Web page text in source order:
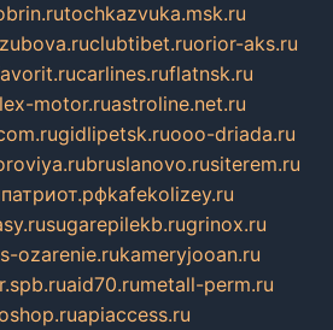
tochkazvuka.msk.ru
clubtibet.ruorior-aks.ru
carlines.ruflatnsk.ru
motor.ruastroline.net.ru
gidlipetsk.ruooo-driada.ru
bruslanovo.rusiterem.ru
kafekolizey.ru
sugarepilekb.rugrinox.ru
ozarenie.rukameryjooan.ru
aid70.rumetall-perm.ru
apiaccess.ru